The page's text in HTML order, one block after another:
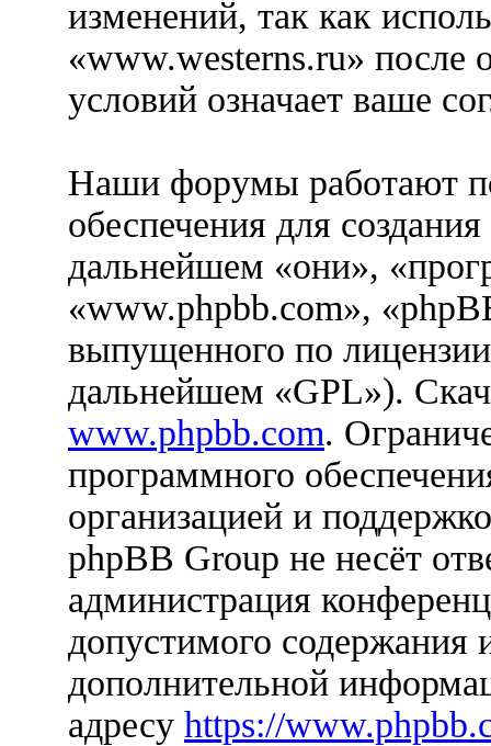
изменений, так как
«www.westerns.ru» после
условий означает ваше
Наши форумы работают
обеспечения для
дальнейшем «они»,
«www.phpbb.com»,
выпущенного по
дальнейшем «GPL»).
www.phpbb.com.
программного
организацией и
phpBB Group не несёт
администрация
допустимого содержания
дополнительной
адресу https://